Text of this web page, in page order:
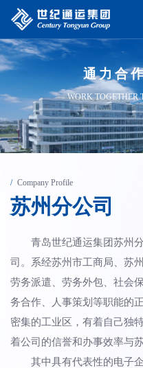
通力合
WORK TOGETHER
Company Profile
苏州分公司
青岛世纪通运集团苏州
司。系经苏州市工商局、苏
劳务派遣、劳务外包、社会
务合作、人事策划等职能的
密集的工业区，有着自己独
着公司的信誉和办事效率与
其中具有代表性的电子